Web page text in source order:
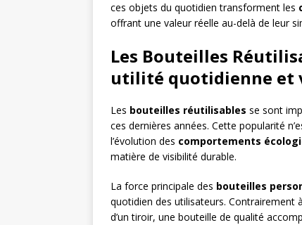
ces objets du quotidien transforment les
offrant une valeur réelle au-delà de leur
Les Bouteilles
utilité quotidienne et
Les bouteilles réutilisables se sont
ces dernières années. Cette popularité
l’évolution des comportements
matière de visibilité durable.
La force principale des bouteilles
quotidien des utilisateurs. Contrairement
d’un tiroir, une bouteille de qualité